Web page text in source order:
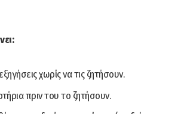
χωρίς να τις ζητήσουν.
πριν του το ζητήσουν.